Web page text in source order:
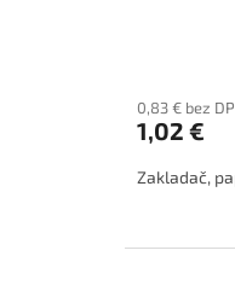
0,83 € bez
1,02 €
Zakladač,